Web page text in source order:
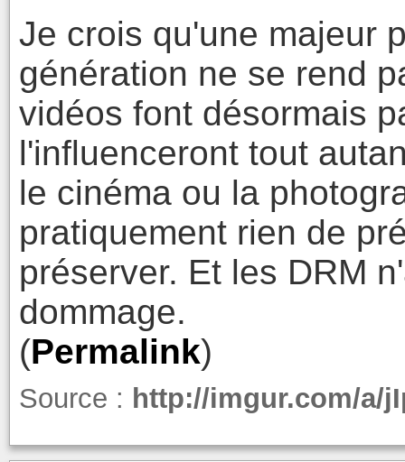
Je crois qu'une majeur
génération ne se rend
vidéos font désormais
l'influenceront tout
le cinéma ou la
pratiquement rien de
préserver. Et les DRM
dommage.
(Permalink)
Source : http://imgur.com/a/